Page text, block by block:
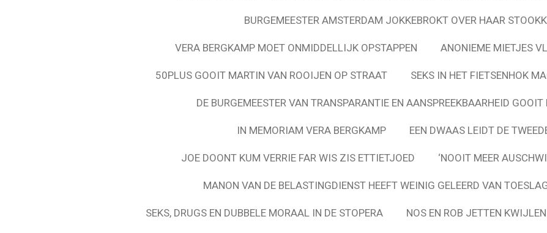
BURGEMEESTER AMSTERDAM JOKKEBROKT OVER HAAR
VERA BERGKAMP MOET ONMIDDELLIJK OPSTAPPEN ANONIEME MIETJES
50PLUS GOOIT MARTIN VAN ROOIJEN OP STRAAT SEKS IN HET FIETSENHOK
DE BURGEMEESTER VAN TRANSPARANTIE EN AANSPREEKBAARHEID
IN MEMORIAM VERA BERGKAMP EEN DWAAS LEIDT DE
JOE DOONT KUM VERRIE FAR WIS ZIS ETTIETJOED ‘NOOIT MEER
MANON VAN DE BELASTINGDIENST HEEFT WEINIG GELEERD VAN
SEKS, DRUGS EN DUBBELE MORAAL IN DE STOPERA NOS EN ROB JETTEN